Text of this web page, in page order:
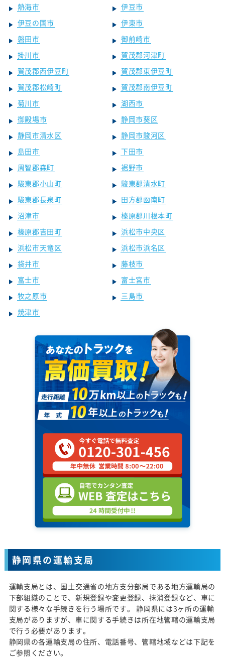
熱海市
伊豆市
伊豆の国市
伊東市
磐田市
御前崎市
掛川市
賀茂郡河津町
賀茂郡西伊豆町
賀茂郡東伊豆町
賀茂郡松崎町
賀茂郡南伊豆町
菊川市
湖西市
御殿場市
静岡市葵区
静岡市清水区
静岡市駿河区
島田市
下田市
周智郡森町
裾野市
駿東郡小山町
駿東郡清水町
駿東郡長泉町
田方郡函南町
沼津市
榛原郡川根本町
榛原郡吉田町
浜松市中央区
浜松市天竜区
浜松市浜名区
袋井市
藤枝市
富士市
富士宮市
牧之原市
三島市
焼津市
静岡県の運輸支局
運輸支局とは、国土交通省の地方支分部局である地方運輸局の
下部組織のことで、新規登録や変更登録、抹消登録など、車に
関する様々な手続きを行う場所です。 静岡県には3ヶ所の運輸
支局がありますが、車に関する手続きは所在地管轄の運輸支局
で行う必要があります。
静岡県の各運輸支局の住所、電話番号、管轄地域などは下記を
ご参照ください。